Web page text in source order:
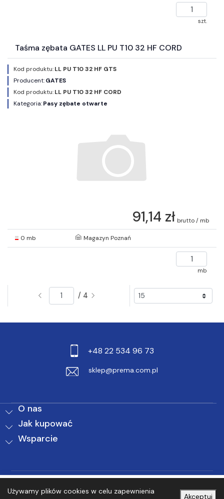
szt.
Taśma zębata GATES LL PU T10 32 HF CORD
Kod produktu:LL PU T10 32 HF GTS
Producent:GATES
Kod produktu:LL PU T10 32 HF CORD
Kategoria:Pasy zębate otwarte
91,14 zł brutto / mb
0 mb Magazyn Poznań
mb
/ 4
+48 22 534 96 73
sklep@prema.com.pl
O nas
Jak kupować
Wsparcie
Używamy plików cookies w celu zapewnienia
Akceptuj